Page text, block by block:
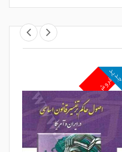
پرفروش
جدید